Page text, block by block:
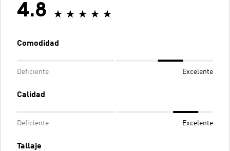
4.8
Comodidad
Deficiente Excelente
Calidad
Deficiente Excelente
Tallaje